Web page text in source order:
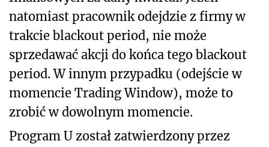
natomiast pracownik odejdzie z firmy w
trakcie blackout period, nie może
sprzedawać akcji do końca tego blackout
period. W innym przypadku (odejście w
momencie Trading Window), może to
zrobić w dowolnym momencie.
Program U został zatwierdzony przez